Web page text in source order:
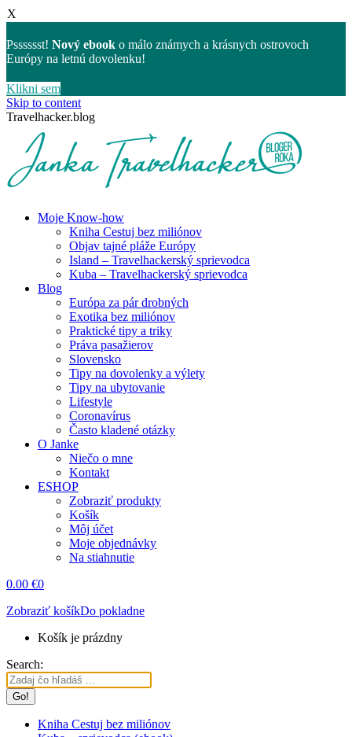
X
Psssssst! Nový ebook o málo známych a krásnych ostrovoch
Európy na letnú dovolenku!
Klikni sem
Skip to content
Travelhacker.blog
Moje Know-how
Kniha Cestuj bez miliónov
Objav tajné pláže Európy
Island – Travelhackerský sprievodca
Kuba – Travelhackerský sprievodca
Blog
Európa za pár drobných
Exotika bez miliónov
Praktické tipy a triky
Práva pasažierov
Slovensko
Tipy na dovolenky a výlety
Tipy na ubytovanie
Lifestyle
Coronavírus
Často kladené otázky
O Janke
Niečo o mne
Kontakt
ESHOP
Zobraziť produkty
Košík
Môj účet
Moje objednávky
Na stiahnutie
0.00 €0
Zobraziť košíkDo pokladne
Košík je prázdny
Search:
Kniha Cestuj bez miliónov